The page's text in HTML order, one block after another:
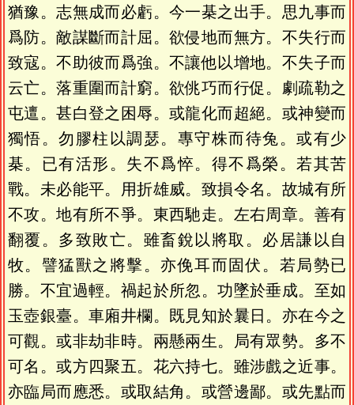
猶豫。志無成而必虧。今一棊之出手。思九事而
爲防。敵謀斷而計屈。欲侵地而無方。不失行而
致寇。不助彼而爲強。不讓他以增地。不失子而
云亡。落重圍而計窮。欲佻巧而行促。劇疏勒之
屯邅。甚白登之困辱。或龍化而超絕。或神變而
獨悟。勿膠柱以調瑟。專守株而待兔。或有少
棊。已有活形。失不爲悴。得不爲榮。若其苦
戰。未必能平。用折雄威。致損令名。故城有所
不攻。地有所不爭。東西馳走。左右周章。善有
翻覆。多致敗亡。雖畜銳以將取。必居謙以自
牧。譬猛獸之將擊。亦俛耳而固伏。若局勢已
勝。不宜過輕。禍起於所忽。功墜於垂成。至如
玉壺銀臺。車廂井欄。既見知於曩日。亦在今之
可觀。或非劫非時。兩懸兩生。局有眾勢。多不
可名。或方四聚五。花六持七。雖涉戲之近事。
亦臨局而應悉。或取結角。或營邊鄙。或先點而